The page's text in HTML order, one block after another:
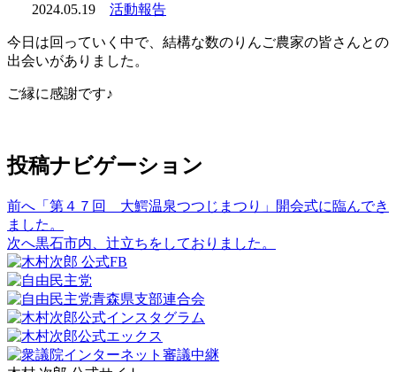
2024.05.19 活動報告
今日は回っていく中で、結構な数のりんご農家の皆さんとの
出会いがありました。
ご縁に感謝です♪
投稿ナビゲーション
前へ 「第４７回 大鰐温泉つつじまつり」開会式に臨んでき
ました。
次へ黒石市内、辻立ちをしておりました。